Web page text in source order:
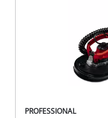
PROFESSIONAL